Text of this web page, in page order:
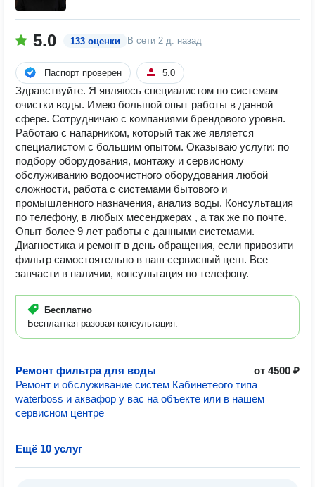
5.0 133 оценки В сети 2 д. назад
Паспорт проверен 5.0
Здравствуйте. Я являюсь специалистом по системам
очистки воды. Имею большой опыт работы в данной
сфере. Сотрудничаю с компаниями брендового уровня.
Работаю с напарником, который так же является
специалистом с большим опытом. Оказываю услуги: по
подбору оборудования, монтажу и сервисному
обслуживанию водоочистного оборудования любой
сложности, работа с системами бытового и
промышленного назначения, анализ воды. Консультация
по телефону, в любых месенджерах , а так же по почте.
Опыт более 9 лет работы с данными системами.
Диагностика и ремонт в день обращения, если привозити
фильтр самостоятельно в наш сервисный цент. Все
запчасти в наличии, консультация по телефону.
Бесплатно
Бесплатная разовая консультация.
Ремонт фильтра для воды
от 4500 ₽
Ремонт и обслуживание систем Кабинетеого типа
waterboss и аквафор у вас на объекте или в нашем
сервисном центре
Ещё 10 услуг